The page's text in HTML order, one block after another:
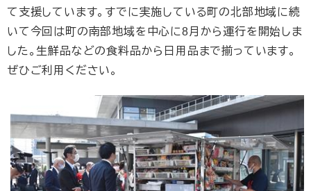
て支援しています。すでに実施している町の北部地域に続
いて今回は町の南部地域を中心に8月から運行を開始しま
した。生鮮品などの食料品から日用品まで揃っています。
ぜひご利用ください。